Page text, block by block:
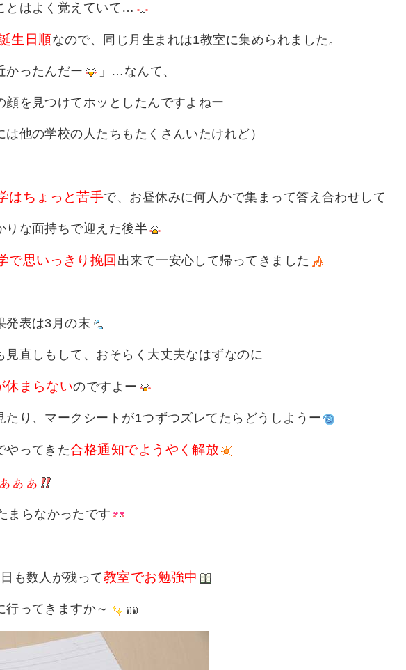
とはよく覚えていて…
生日順なので、同じ月生まれは1教室に集められました。
かったんだー 」…なんて、
顔を見つけてホッとしたんですよねー
は他の学校の人たちもたくさんいたけれど）
はちょっと苦手で、お昼休みに何人かで集まって答え合わせして
りな面持ちで迎えた後半
で思いっきり挽回 出来て一安心して帰ってきました
表は3月の末
見直しもして、おそらく大丈夫なはずなのに
休まらないのですよー
たり、マークシートが1つずつズレてたらどうしようー
やってきた合格通知でようやく解放
ぁぁ
まらなかったです
も数人が残って教室でお勉強中
行ってきますか～